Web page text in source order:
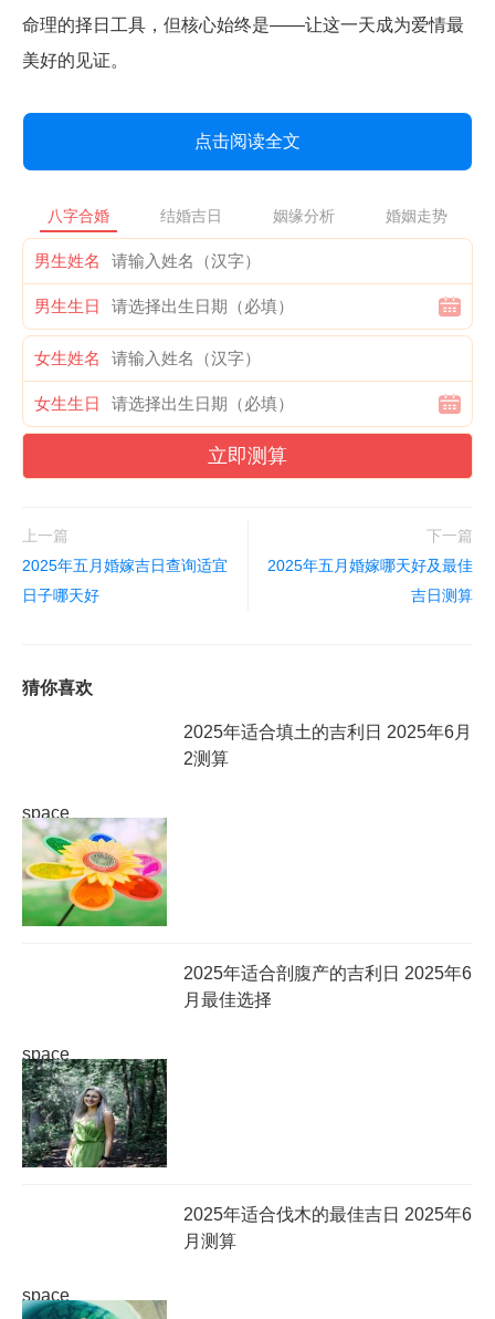
命理的择日工具，但核心始终是——让这一天成为爱情最
美好的见证。
点击阅读全文
八字合婚 结婚吉日 姻缘分析 婚姻走势
男生姓名
男生生日
女生姓名
女生生日
立即测算
上一篇
2025年五月婚嫁吉日查询适宜
日子哪天好
下一篇
2025年五月婚嫁哪天好及最佳
吉日测算
猜你喜欢
space
2025年适合填土的吉利日 2025年6月
2测算
space
2025年适合剖腹产的吉利日 2025年6
月最佳选择
space
2025年适合伐木的最佳吉日 2025年6
月测算